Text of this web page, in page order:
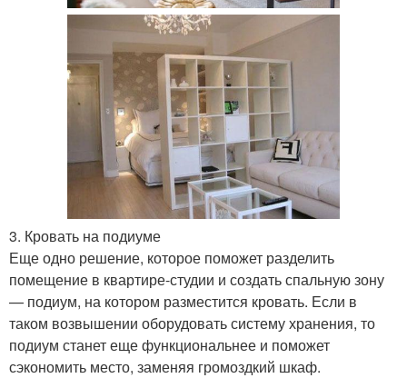
3. Кровать на подиуме
Еще одно решение, которое поможет разделить
помещение в квартире-студии и создать спальную зону
— подиум, на котором разместится кровать. Если в
таком возвышении оборудовать систему хранения, то
подиум станет еще функциональнее и поможет
сэкономить место, заменяя громоздкий шкаф.